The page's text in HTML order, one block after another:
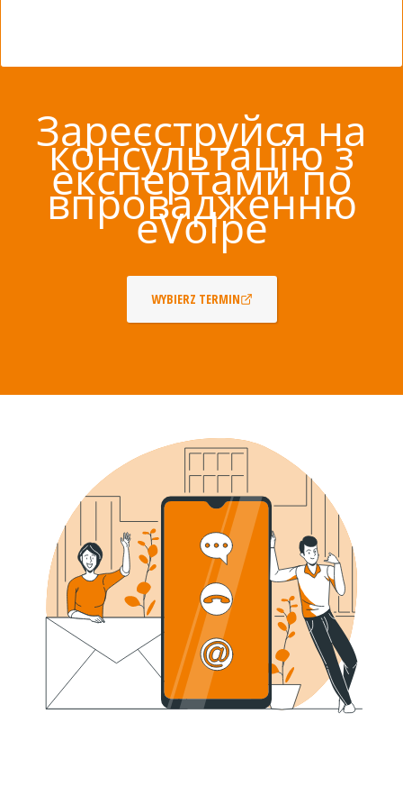
Зареєструйся на
консультацію з
експертами по
впровадженню
eVolpe
WYBIERZ TERMIN